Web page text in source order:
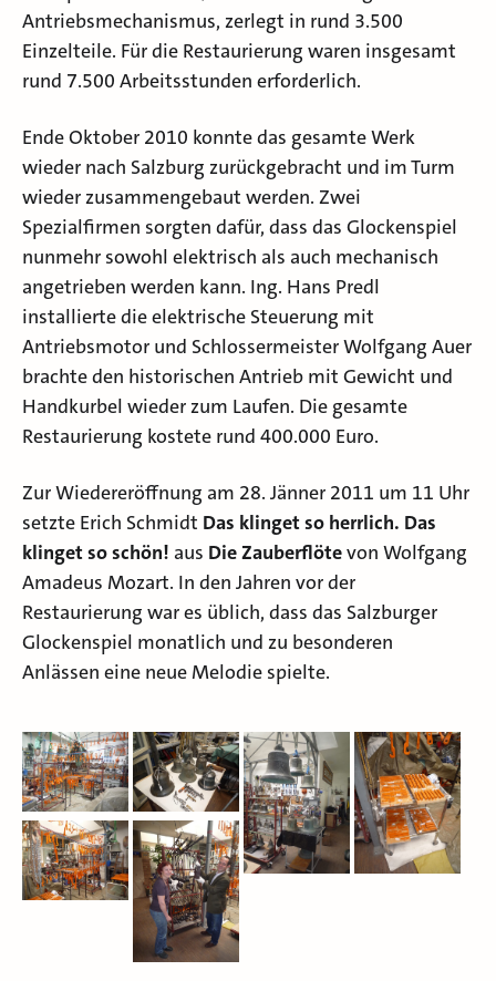
Antriebsmechanismus, zerlegt in rund 3.500
Einzelteile. Für die Restaurierung waren insgesamt
rund 7.500 Arbeitsstunden erforderlich.
Ende Oktober 2010 konnte das gesamte Werk
wieder nach Salzburg zurückgebracht und im Turm
wieder zusammengebaut werden. Zwei
Spezialfirmen sorgten dafür, dass das Glockenspiel
nunmehr sowohl elektrisch als auch mechanisch
angetrieben werden kann. Ing. Hans Predl
installierte die elektrische Steuerung mit
Antriebsmotor und Schlossermeister Wolfgang Auer
brachte den historischen Antrieb mit Gewicht und
Handkurbel wieder zum Laufen. Die gesamte
Restaurierung kostete rund 400.000 Euro.
Zur Wiedereröffnung am 28. Jänner 2011 um 11 Uhr
setzte Erich Schmidt Das klinget so herrlich. Das
klinget so schön! aus Die Zauberflötevon Wolfgang
Amadeus Mozart. In den Jahren vor der
Restaurierung war es üblich, dass das Salzburger
Glockenspiel monatlich und zu besonderen
Anlässen eine neue Melodie spielte.